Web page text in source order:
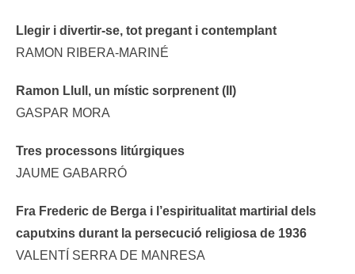
Llegir i divertir-se, tot pregant i contemplant
RAMON RIBERA-MARINÉ
Ramon Llull, un místic sorprenent (II)
GASPAR MORA
Tres processons litúrgiques
JAUME GABARRÓ
Fra Frederic de Berga i l’espiritualitat martirial dels
caputxins durant la persecució religiosa de 1936
VALENTÍ SERRA DE MANRESA